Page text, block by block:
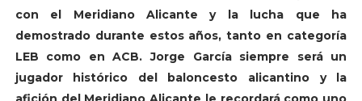
con el Meridiano Alicante y la lucha que ha
demostrado durante estos años, tanto en categoría
LEB como en ACB. Jorge García siempre será un
jugador histórico del baloncesto alicantino y la